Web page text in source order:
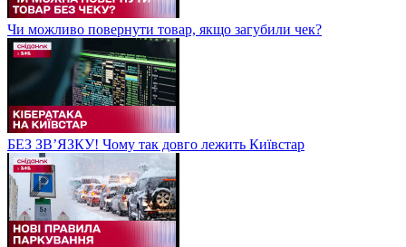
Чи можливо повернути товар, якщо загубили чек?
БЕЗ ЗВʼЯЗКУ! Чому так довго лежить Київстар